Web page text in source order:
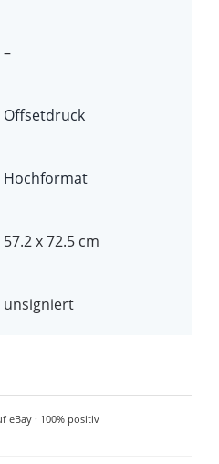
–
Offsetdruck
Hochformat
57.2 x 72.5 cm
unsigniert
eBay · 100% positiv